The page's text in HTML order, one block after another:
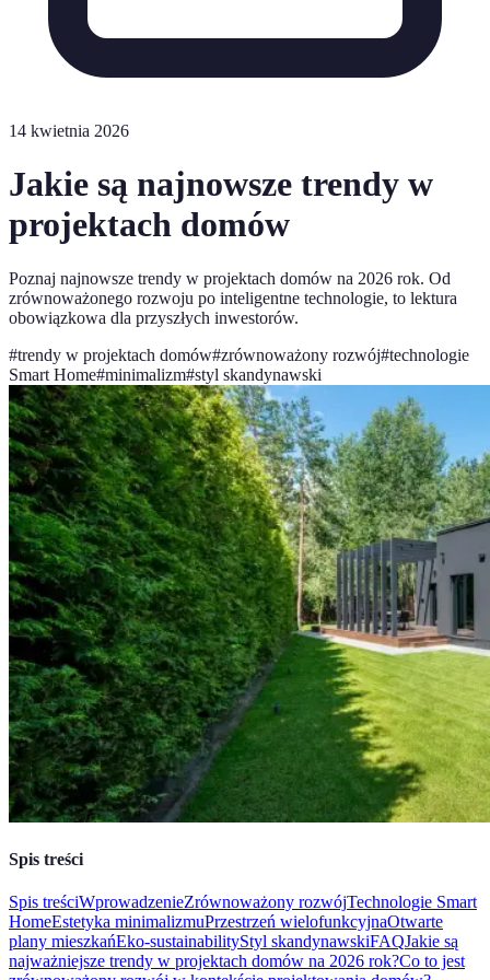
14 kwietnia 2026
Jakie są najnowsze trendy w
projektach domów
Poznaj najnowsze trendy w projektach domów na 2026 rok. Od
zrównoważonego rozwoju po inteligentne technologie, to lektura
obowiązkowa dla przyszłych inwestorów.
#trendy w projektach domów#zrównoważony rozwój#technologie
Smart Home#minimalizm#styl skandynawski
Spis treści
Spis treściWprowadzenieZrównoważony rozwójTechnologie Smart
HomeEstetyka minimalizmuPrzestrzeń wielofunkcyjnaOtwarte
plany mieszkańEko-sustainabilityStyl skandynawskiFAQJakie są
najważniejsze trendy w projektach domów na 2026 rok?Co to jest